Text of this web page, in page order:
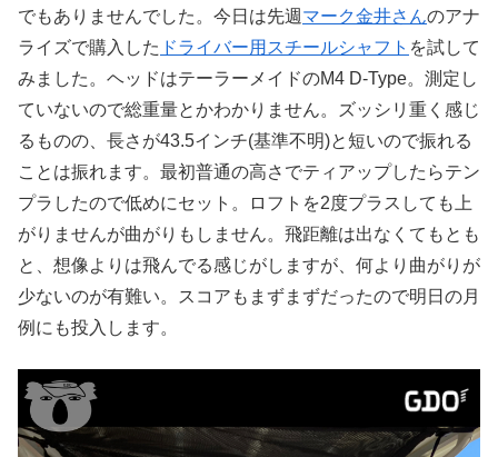
でもありませんでした。今日は先週 マーク金井さんのアナ
ライズで購入した ドライバー用スチールシャフト を試して
みました。ヘッドはテーラーメイドのM4 D-Type。測定し
ていないので総重量とかわかりません。ズッシリ重く感じ
るものの、長さが43.5インチ(基準不明)と短いので振れる
ことは振れます。最初普通の高さでティアップしたらテン
プラしたので低めにセット。ロフトを2度プラスしても上
がりませんが曲がりもしません。飛距離は出なくてもとも
と、想像よりは飛んでる感じがしますが、何より曲がりが
少ないのが有難い。スコアもまずまずだったので明日の月
例にも投入します。